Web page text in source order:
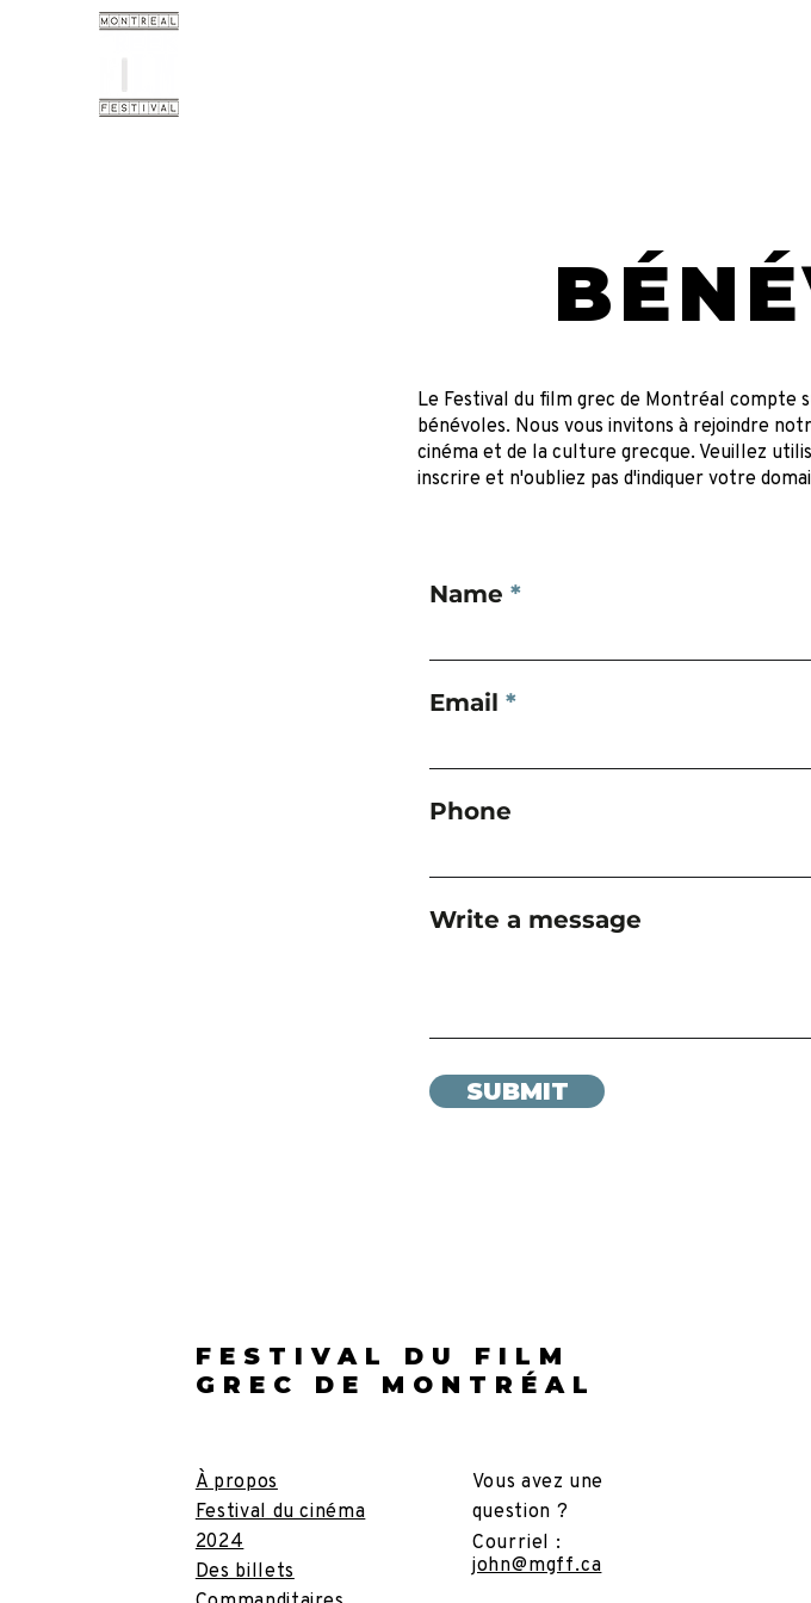
Le Festival du film grec de Montréal compte
bénévoles. Nous vous invitons à rejoindre
cinéma et de la culture grecque. Veuillez
inscrire et n'oubliez pas d'indiquer votre
Name
Email
Phone
Write a message
SUBMIT
FESTIVAL DU FILM
GREC DE MONTRÉAL
À propos
Festival du cinéma
2024
Des billets
Vous avez une
question ?
Courriel :
john@mgff.ca